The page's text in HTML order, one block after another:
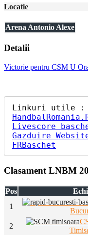
Locatie
Arena Antonio Alexe
Detalii
Victorie pentru CSM U
Livescore
Gazduire
FRBaschet
Clasament LNBM
Pos
1
2